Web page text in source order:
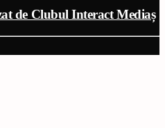
de Clubul Interact Mediaș